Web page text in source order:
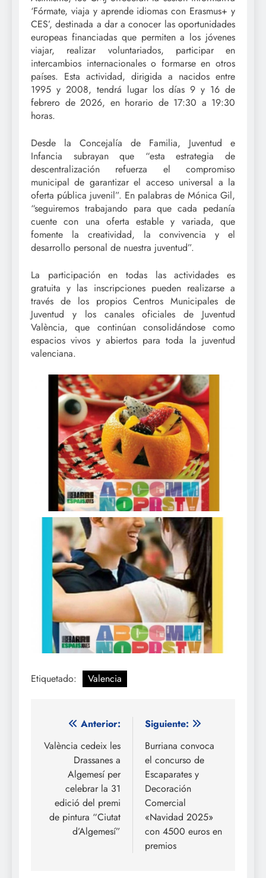
‘Fórmate, viaja y aprende idiomas con Erasmus+ y
CES’, destinada a dar a conocer las oportunidades
europeas financiadas que permiten a los jóvenes
viajar, realizar voluntariados, participar en
intercambios internacionales o formarse en otros
países. Esta actividad, dirigida a nacidos entre
1995 y 2008, tendrá lugar los días 9 y 16 de
febrero de 2026, en horario de 17:30 a 19:30
horas.
Desde la Concejalía de Familia, Juventud e
Infancia subrayan que “esta estrategia de
descentralización refuerza el compromiso
municipal de garantizar el acceso universal a la
oferta pública juvenil”. En palabras de Mónica Gil,
“seguiremos trabajando para que cada pedanía
cuente con una oferta estable y variada, que
fomente la creatividad, la convivencia y el
desarrollo personal de nuestra juventud”.
La participación en todas las actividades es
gratuita y las inscripciones pueden realizarse a
través de los propios Centros Municipales de
Juventud y los canales oficiales de Juventud
València, que continúan consolidándose como
espacios vivos y abiertos para toda la juventud
valenciana.
Etiquetado: Valencia
Navegación
de
entradas
Anterior:
València cedeix les
Drassanes a
Algemesí per
celebrar la 31
edició del premi
de pintura “Ciutat
d’Algemesí”
Siguiente:
Burriana convoca
el concurso de
Escaparates y
Decoración
Comercial
«Navidad 2025»
con 4500 euros en
premios